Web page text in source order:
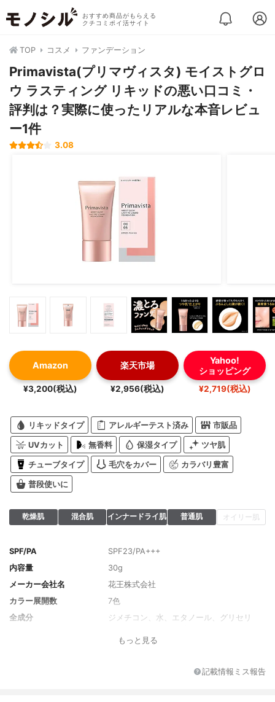
おすすめ商品がもらえる
クチコミポイ活サイト
TOP コスメ ファンデーション
Primavista(プリマヴィスタ) モイストグロ
ウ ラスティング リキッドの悪い口コミ・
評判は？実際に使ったリアルな本音レビュ
ー1件
3.08
Amazon
¥3,200(税込)
楽天市場
¥2,956(税込)
Yahoo!
ショッピング
¥2,719(税込)
リキッドタイプ アレルギーテスト済み 市販品
UVカット 無香料 保湿タイプ ツヤ肌
チューブタイプ 毛穴をカバー カラバリ豊富
普段使いに
乾燥肌 混合肌 インナードライ肌 普通肌 オイリー肌
SPF/PA
SPF23/PA+++
内容量
30g
メーカー会社名
花王株式会社
カラー展開数
7色
全成分
ジメチコン、水、エタノール、グリセリ
クロペンタシロキサン、ＰＥＧ-１２ジメチ
リメチルシロキシケイ酸、ヒアルロン酸Ｎ
もっと見る
記載情報ミス報告